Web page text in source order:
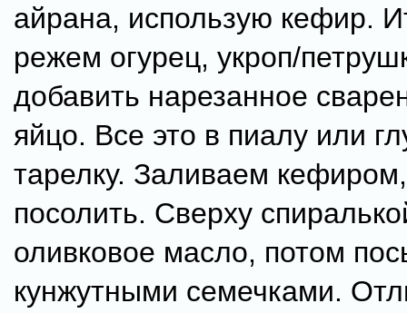
айрана, использую кефир.
режем огурец, укроп/
добавить нарезанное
яйцо. Все это в пиалу или
тарелку. Заливаем
посолить. Сверху
оливковое масло, потом
кунжутными семечками.